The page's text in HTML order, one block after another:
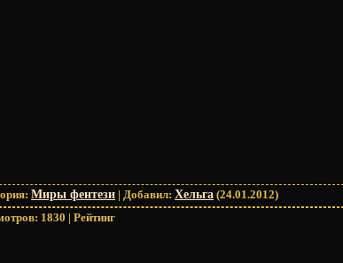
: Миры фентези | Добавил: Хельга (24.01.2012)
: 1830 | Рейтинг